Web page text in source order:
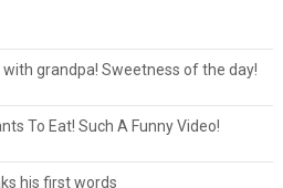
grandpa! Sweetness of the day!
To Eat! Such A Funny Video!
his first words